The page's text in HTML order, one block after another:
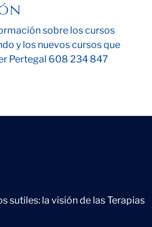
sobre los cursos
y los nuevos cursos que
Pertegal 608 234 847
sutiles: la visión de las Terapias